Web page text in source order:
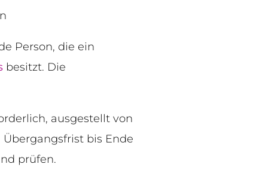
Person, die ein
besitzt. Die
ausgestellt von
bis Ende
prüfen.